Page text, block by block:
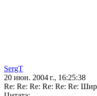
SergT
20 июн. 2004 г., 16:25:38
Re: Re: Re: Re: Re: Re: